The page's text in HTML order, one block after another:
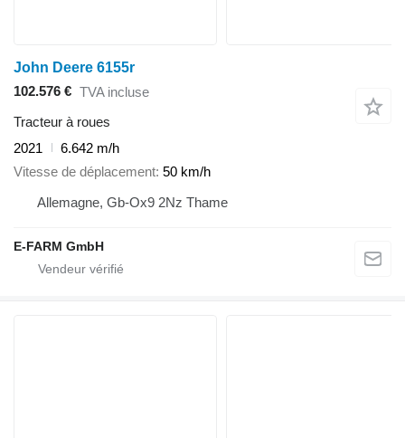
John Deere 6155r
102.576 € TVA incluse
Tracteur à roues
2021
6.642 m/h
Vitesse de déplacement 50 km/h
Allemagne, Gb-Ox9 2Nz Thame
E-FARM GmbH